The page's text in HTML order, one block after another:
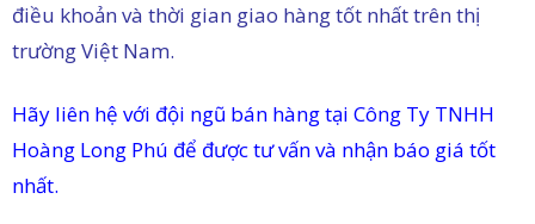
điều khoản và thời gian giao hàng tốt nhất trên thị
trường Việt Nam.
Hãy liên hệ với đội ngũ bán hàng tại Công Ty TNHH
Hoàng Long Phú để được tư vấn và nhận báo giá tốt
nhất.